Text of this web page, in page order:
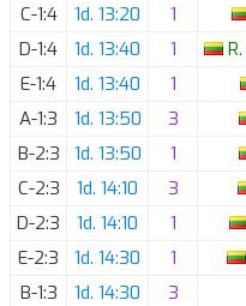
C-1:4
1d. 13:20 1
D-1:4
1d. 13:40 1 R.
E-1:4
1d. 13:40 1
A-1:3
1d. 13:50 3
B-2:3
1d. 13:50 1
C-2:3
1d. 14:10 3
D-2:3
1d. 14:10 1
E-2:3
1d. 14:30 1
B-1:3
1d. 14:30 3